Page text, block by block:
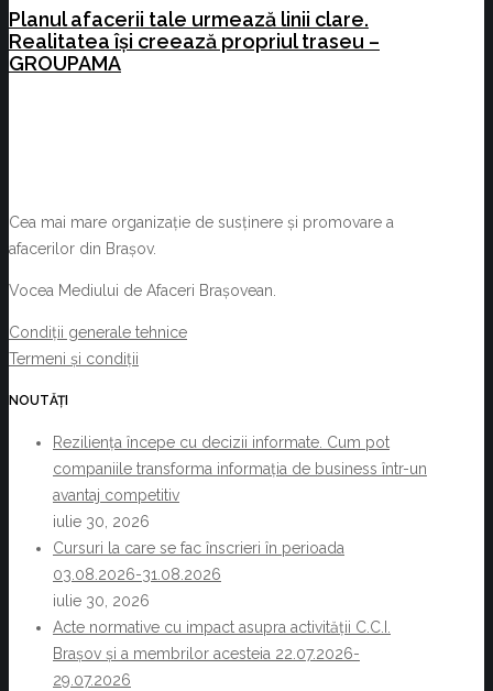
Planul afacerii tale urmează linii clare.
Realitatea își creează propriul traseu –
GROUPAMA
Cea mai mare organizație de susținere și promovare a
afacerilor din Brașov.
Vocea Mediului de Afaceri Brașovean.
Condiții generale tehnice
Termeni și condiții
NOUTĂȚI
Reziliența începe cu decizii informate. Cum pot
companiile transforma informația de business într-un
avantaj competitiv
iulie 30, 2026
Cursuri la care se fac înscrieri în perioada
03.08.2026-31.08.2026
iulie 30, 2026
Acte normative cu impact asupra activității C.C.I.
Brașov și a membrilor acesteia 22.07.2026-
29.07.2026